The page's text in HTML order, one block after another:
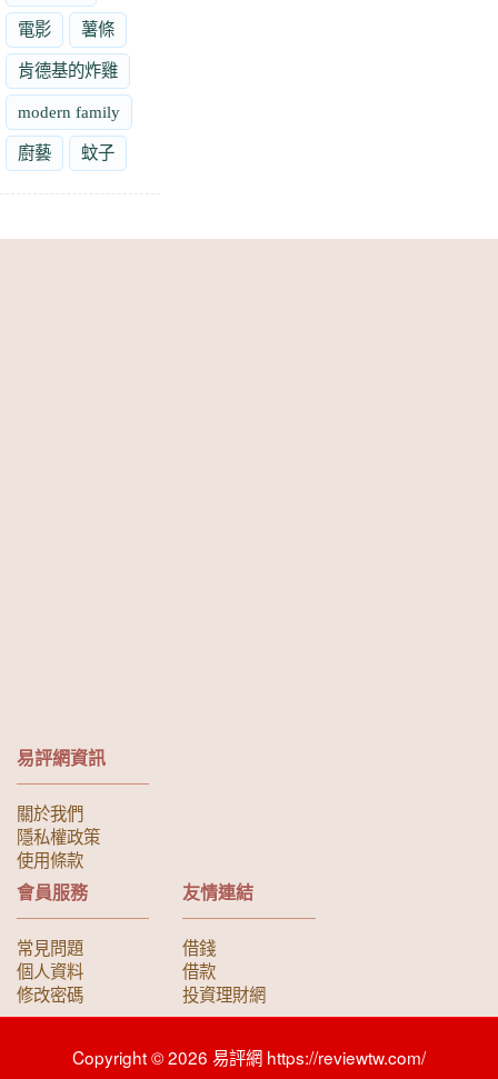
電影 薯條
肯德基的炸雞
modern family
廚藝 蚊子
易評網資訊
關於我們
隱私權政策
使用條款
會員服務
常見問題
個人資料
修改密碼
友情連結
借錢
借款
投資理財網
Copyright © 2026 易評網 https://reviewtw.com/